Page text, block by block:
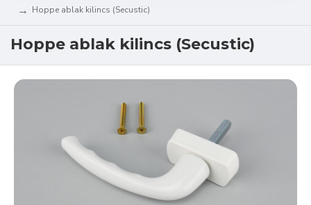
Hoppe ablak kilincs (Secustic)
Hoppe ablak kilincs (Secustic)